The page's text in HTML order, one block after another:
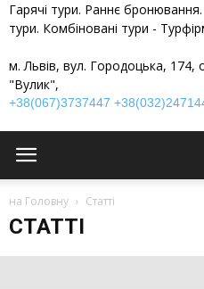
Гарячі тури. Раннє бронювання.
тури. Комбіновані тури -
м. Львів, вул. Городоцька,
"Вулик",
+38(067)3737447
на Головну Статті
СТАТТІ
СТАТТІ
Туроператор і
яка
туристом?
admin - 19 Вересня, 2025